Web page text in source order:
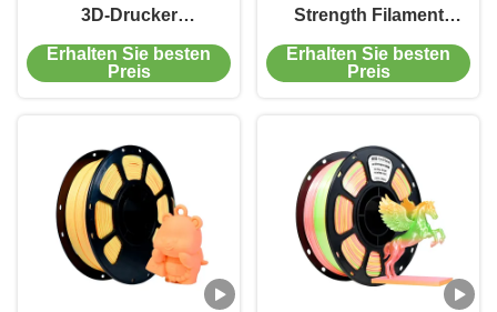
3D-Drucker
Filamentfestigkeit
erhöhtes
Erhalten Sie besten
Preis
Strength Filament
1000g Matte Pink Blue
1.75mm 3d Printing
Erhalten Sie besten
Preis